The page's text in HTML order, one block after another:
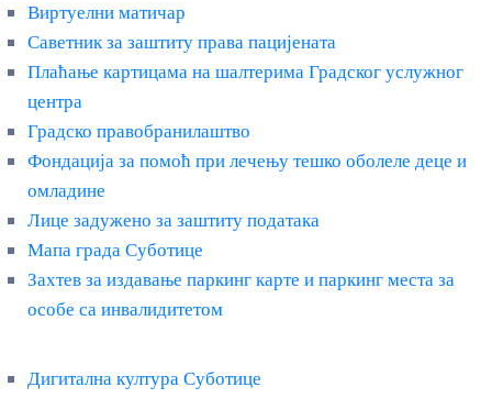
Виртуелни матичар
Саветник за заштиту права пацијената
Плаћање картицама на шалтерима Градског услужног
центра
Градско правобранилаштво
Фондација за помоћ при лечењу тешко оболеле деце и
омладине
Лице задужено за заштиту података
Мапа града Суботице
Захтев за издавање паркинг карте и паркинг места за
особе са инвалидитетом
Дигитална култура Суботице